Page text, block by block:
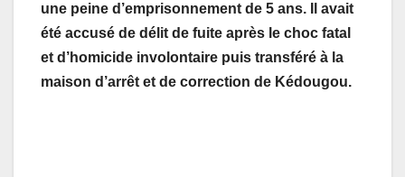
une peine d’emprisonnement de 5 ans. Il avait
été accusé de délit de fuite après le choc fatal
et d’homicide involontaire puis transféré à la
maison d’arrêt et de correction de Kédougou.